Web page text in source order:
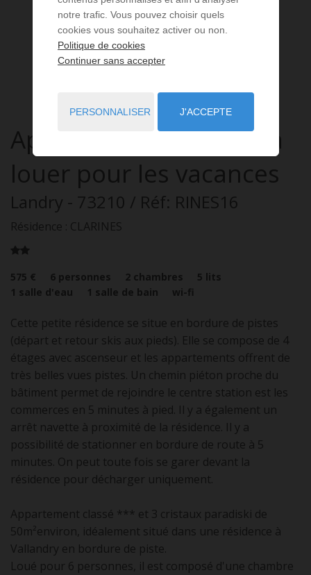
Appartement3 pièces
à
louer pour les vacances
Landry - 73210 / Réf: RINES16
Résidence : CLARINES
575 € 6 personnes 2 chambres 5 lits
1 salle d'eau 1 salle de bain wi-fi
Cette petite résidence se situe en bordure de pistes
(départ et retour skis aux pieds). Elle se compose de 4
étages avec ascenseur et les appartements offrent de
très belles vues pistes. Un chemin piéton proche du
bâtiment permet de rejoindre le centre station est les
commerces en 5 minutes à pied. Il y a également un
arrêt navette à proximité de la résidence. Il y a
possibilité de stationner en bordure de route à 5
minutes. On peut toute fois se garer devant la
résidence pour décharger uniquement.
Appartement classé *** et 3 cristaux paradiski de
50m²environ, idéalement situé dans une résidence à
Vallandry en bordure de piste.
Loué pour 6 personnes, il est composé d'une chambre
notre trafic. Vous pouvez choisir quels
cookies vous souhaitez activer ou non.
Politique de cookies
Continuer sans accepter
PERSONNALISER J'ACCEPTE